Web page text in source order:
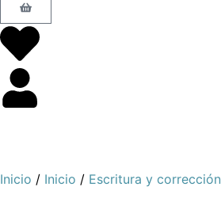
Inicio / Inicio / Escritura y corrección